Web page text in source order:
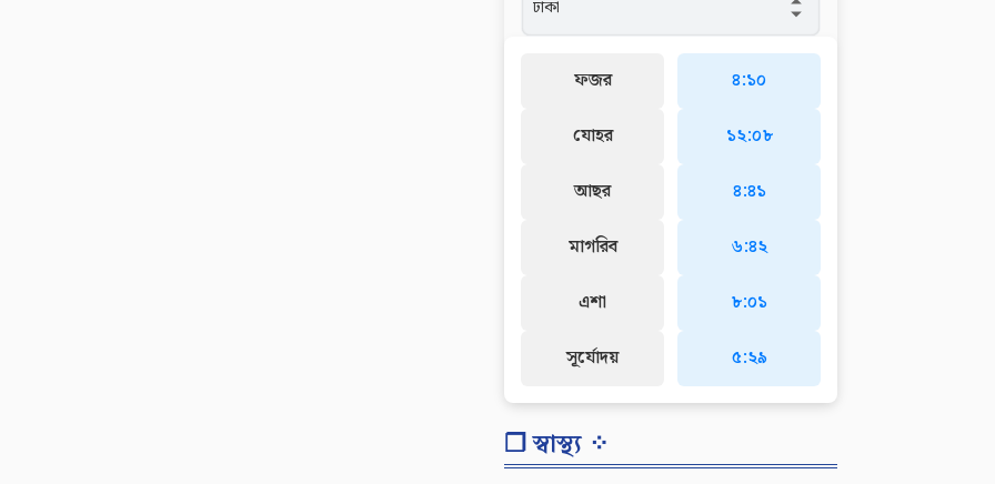
ফজর
যোহর
আছর
মাগরিব
এশা
সূর্যোদয়
৪:১০
১২:০৮
৪:৪১
৬:৪২
৮:০১
৫:২৯
❐ স্বাস্থ্য ⁘